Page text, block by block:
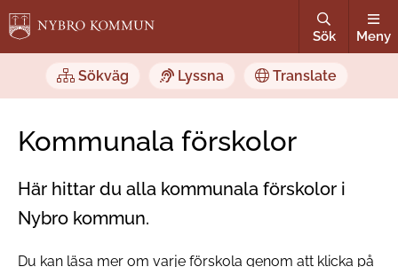
Sök Meny
Sökväg Lyssna Translate
Kommunala förskolor
Här hittar du alla kommunala förskolor i
Nybro kommun.
Du kan läsa mer om varje förskola genom att klicka på